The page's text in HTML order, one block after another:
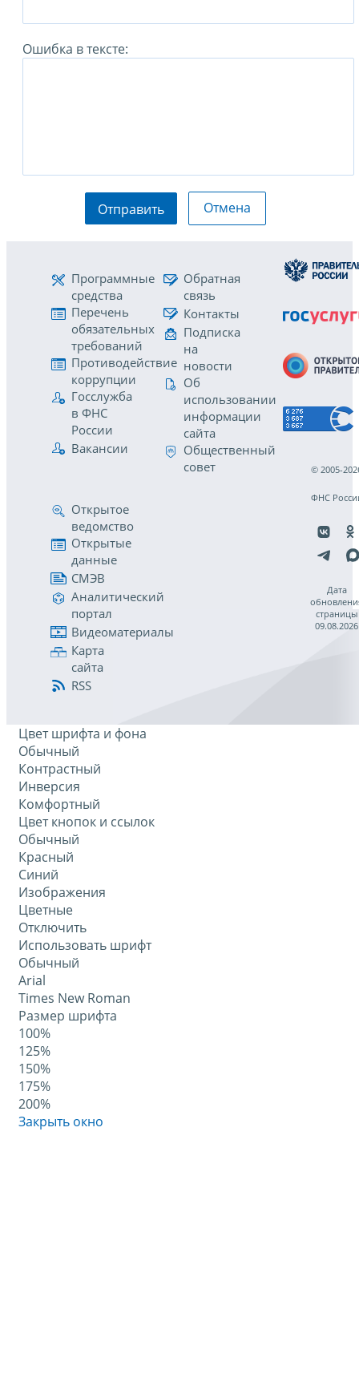
Ошибка в тексте:
Отправить Отмена
Программные
средства
Перечень
обязательных
требований
Противодействие
коррупции
Госслужба
в ФНС
России
Вакансии
Обратная
связь
Контакты
Подписка
на
новости
Об
использовании
информации
сайта
Общественный
совет
Открытое
ведомство
Открытые
данные
СМЭВ
Аналитический
портал
Видеоматериалы
Карта
сайта
RSS
© 2005-
ФНС
Дата
страницы
09.08.2026
Цвет шрифта и фона
Обычный
Контрастный
Инверсия
Комфортный
Цвет кнопок и ссылок
Обычный
Красный
Синий
Изображения
Цветные
Отключить
Использовать шрифт
Обычный
Arial
Times New Roman
Размер шрифта
100%
125%
150%
175%
200%
Закрыть окно